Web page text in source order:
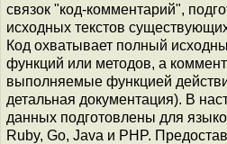
связок "код-комментарий",
исходных текстов
Код охватывает полный
функций или методов, а
выполняемые функцией
детальная документация). В
данных подготовлены для
Ruby, Go, Java и PHP.